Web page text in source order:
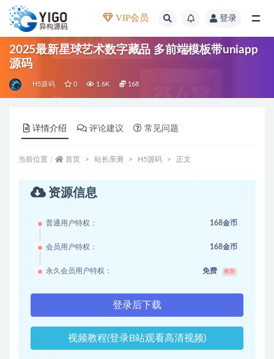
VIP会员 登录
2025最新星球艺术数字藏品 多前端模板带uniapp
源码
H5源码 0 1.6K 168
详情介绍 评论建议 常见问题
当前位置： 首页 站长亲测 H5源码 正文
资源信息
普通用户特权： 168金币
会员用户特权： 168金币
永久会员用户特权： 免费 推荐
登录后下载
视频教程(登录B站观看高清视频)
全部